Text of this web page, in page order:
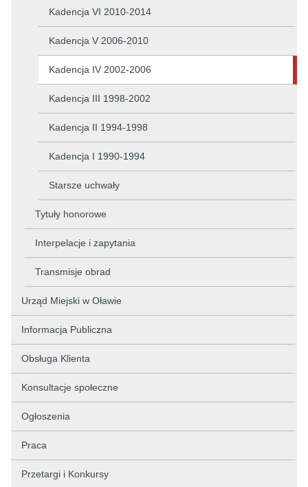
Kadencja VI 2010-2014
Kadencja V 2006-2010
Kadencja IV 2002-2006
Kadencja III 1998-2002
Kadencja II 1994-1998
Kadencja I 1990-1994
Starsze uchwały
Tytuły honorowe
Interpelacje i zapytania
Transmisje obrad
Urząd Miejski w Oławie
Informacja Publiczna
Obsługa Klienta
Konsultacje społeczne
Ogłoszenia
Praca
Przetargi i Konkursy